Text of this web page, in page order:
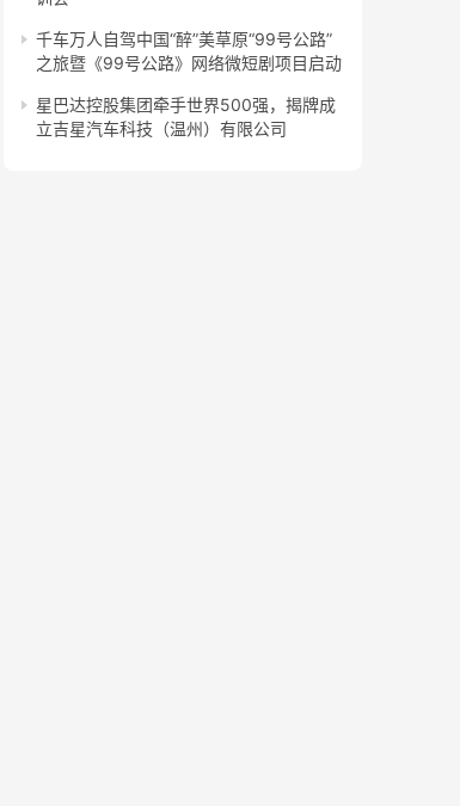
千车万人自驾中国“醉”美草原“99号公路”
之旅暨《99号公路》网络微短剧项目启动
星巴达控股集团牵手世界500强，揭牌成
立吉星汽车科技（温州）有限公司